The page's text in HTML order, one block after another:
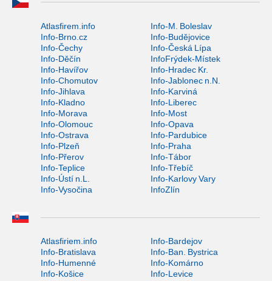
Atlasfirem.info
Info-M. Boleslav
Info-Brno.cz
Info-Budějovice
Info-Čechy
Info-Česká Lípa
Info-Děčín
InfoFrýdek-Místek
Info-Havířov
Info-Hradec Kr.
Info-Chomutov
Info-Jablonec n.N.
Info-Jihlava
Info-Karviná
Info-Kladno
Info-Liberec
Info-Morava
Info-Most
Info-Olomouc
Info-Opava
Info-Ostrava
Info-Pardubice
Info-Plzeň
Info-Praha
Info-Přerov
Info-Tábor
Info-Teplice
Info-Třebíč
Info-Ústí n.L.
Info-Karlovy Vary
Info-Vysočina
InfoZlín
Atlasfiriem.info
Info-Bardejov
Info-Bratislava
Info-Ban. Bystrica
Info-Humenné
Info-Komárno
Info-Košice
Info-Levice